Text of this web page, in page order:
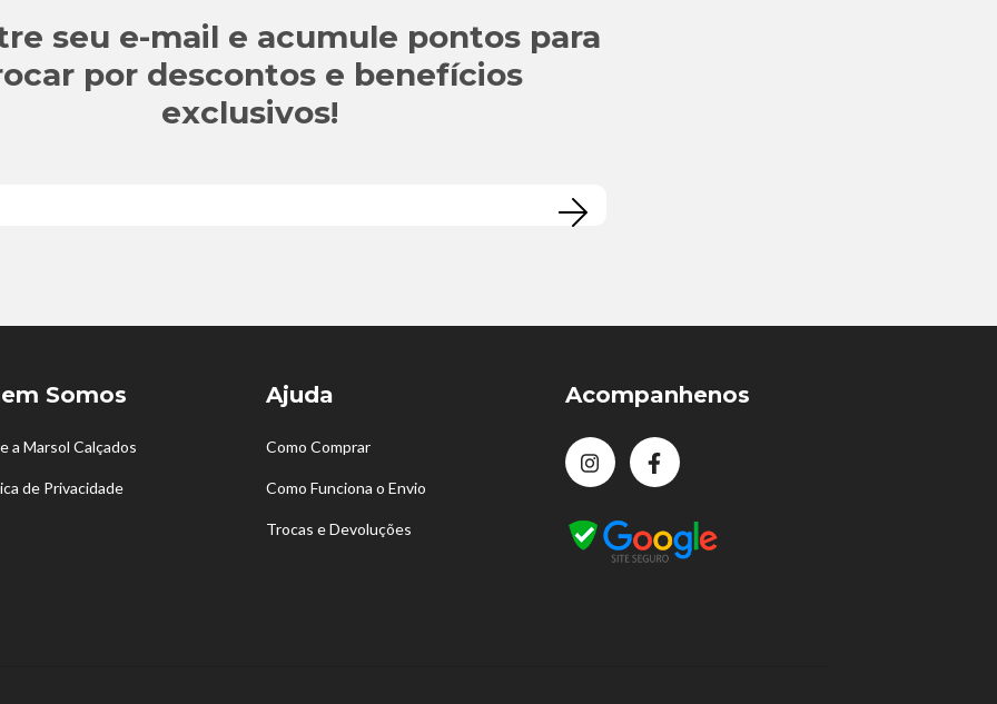
seu e-mail e acumule pontos para
por descontos e benefícios
exclusivos!
Somos
a Marsol Calçados
de Privacidade
Ajuda
Como Comprar
Como Funciona o Envio
Trocas e Devoluções
Acompanhenos